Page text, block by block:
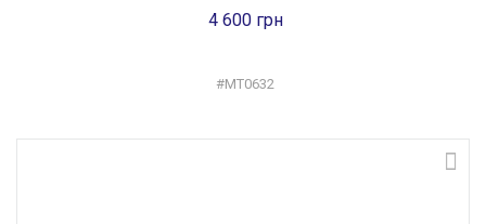
4 600 грн
#MT0632